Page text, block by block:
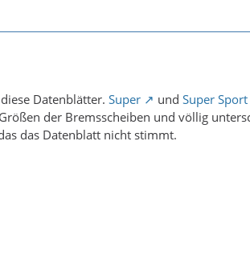
Datenblätter. Super und Super Sport
der Bremsscheiben und völlig
das Datenblatt nicht stimmt.